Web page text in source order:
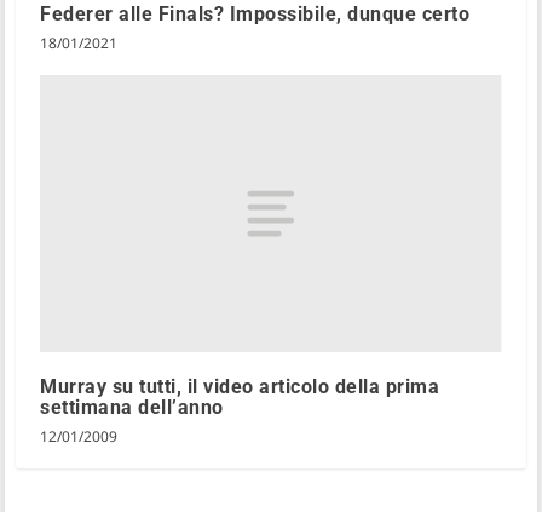
Federer alle Finals? Impossibile, dunque certo
18/01/2021
Murray su tutti, il video articolo della prima
settimana dell’anno
12/01/2009